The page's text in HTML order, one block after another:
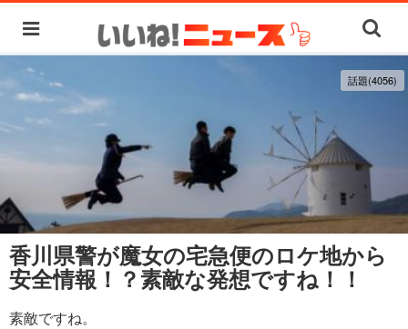
話題(4056)
香川県警が魔女の宅急便のロケ地から
安全情報！？素敵な発想ですね！！
素敵ですね。